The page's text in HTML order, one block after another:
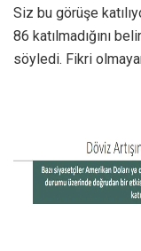
Siz bu görüşe
86 katılmadığını
söyledi. Fikri